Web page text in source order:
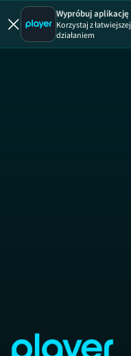
Wypróbuj
Korzystaj z
działaniem